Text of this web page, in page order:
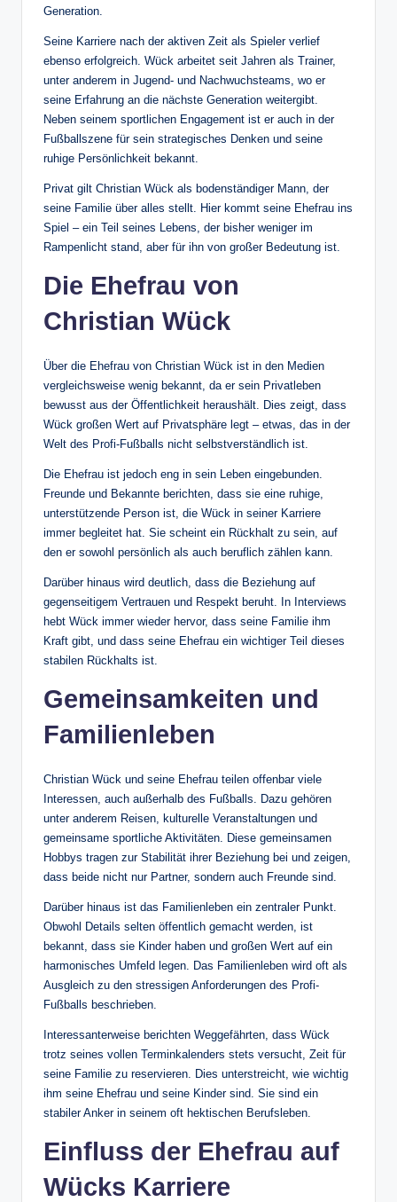
Generation.
Seine Karriere nach der aktiven Zeit als Spieler verlief
ebenso erfolgreich. Wück arbeitet seit Jahren als Trainer,
unter anderem in Jugend- und Nachwuchsteams, wo er
seine Erfahrung an die nächste Generation weitergibt.
Neben seinem sportlichen Engagement ist er auch in der
Fußballszene für sein strategisches Denken und seine
ruhige Persönlichkeit bekannt.
Privat gilt Christian Wück als bodenständiger Mann, der
seine Familie über alles stellt. Hier kommt seine Ehefrau ins
Spiel – ein Teil seines Lebens, der bisher weniger im
Rampenlicht stand, aber für ihn von großer Bedeutung ist.
Die Ehefrau von
Christian Wück
Über die Ehefrau von Christian Wück ist in den Medien
vergleichsweise wenig bekannt, da er sein Privatleben
bewusst aus der Öffentlichkeit heraushält. Dies zeigt, dass
Wück großen Wert auf Privatsphäre legt – etwas, das in der
Welt des Profi-Fußballs nicht selbstverständlich ist.
Die Ehefrau ist jedoch eng in sein Leben eingebunden.
Freunde und Bekannte berichten, dass sie eine ruhige,
unterstützende Person ist, die Wück in seiner Karriere
immer begleitet hat. Sie scheint ein Rückhalt zu sein, auf
den er sowohl persönlich als auch beruflich zählen kann.
Darüber hinaus wird deutlich, dass die Beziehung auf
gegenseitigem Vertrauen und Respekt beruht. In Interviews
hebt Wück immer wieder hervor, dass seine Familie ihm
Kraft gibt, und dass seine Ehefrau ein wichtiger Teil dieses
stabilen Rückhalts ist.
Gemeinsamkeiten und
Familienleben
Christian Wück und seine Ehefrau teilen offenbar viele
Interessen, auch außerhalb des Fußballs. Dazu gehören
unter anderem Reisen, kulturelle Veranstaltungen und
gemeinsame sportliche Aktivitäten. Diese gemeinsamen
Hobbys tragen zur Stabilität ihrer Beziehung bei und zeigen,
dass beide nicht nur Partner, sondern auch Freunde sind.
Darüber hinaus ist das Familienleben ein zentraler Punkt.
Obwohl Details selten öffentlich gemacht werden, ist
bekannt, dass sie Kinder haben und großen Wert auf ein
harmonisches Umfeld legen. Das Familienleben wird oft als
Ausgleich zu den stressigen Anforderungen des Profi-
Fußballs beschrieben.
Interessanterweise berichten Weggefährten, dass Wück
trotz seines vollen Terminkalenders stets versucht, Zeit für
seine Familie zu reservieren. Dies unterstreicht, wie wichtig
ihm seine Ehefrau und seine Kinder sind. Sie sind ein
stabiler Anker in seinem oft hektischen Berufsleben.
Einfluss der Ehefrau auf
Wücks Karriere